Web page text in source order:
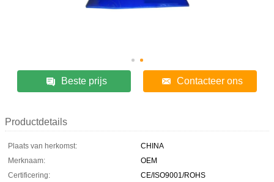
Beste prijs Contacteer ons
Productdetails
Plaats van herkomst:
CHINA
Merknaam:
OEM
Certificering:
CE/ISO9001/ROHS